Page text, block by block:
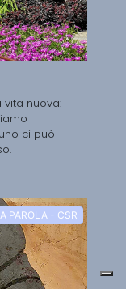
nuova:
ci può
RIFLESSIONE
PAROLA - CSR